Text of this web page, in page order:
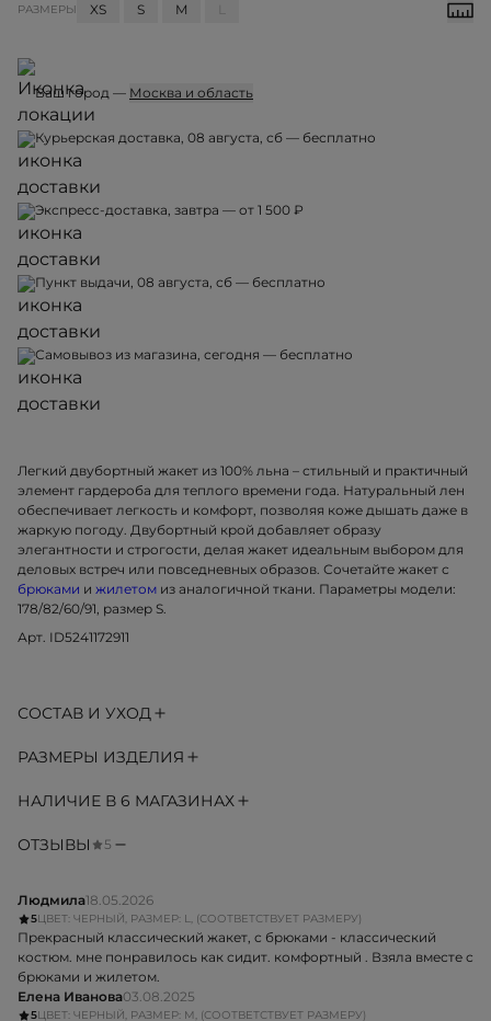
РАЗМЕРЫ XS S M
Ваш город — Москва и область
Курьерская доставка, 08 августа, сб — бесплатно
Экспресс-доставка, завтра — от 1 500 ₽
Пункт выдачи, 08 августа, сб — бесплатно
Самовывоз из магазина, сегодня — бесплатно
Легкий двубортный жакет из 100% льна – стильный и практичный
элемент гардероба для теплого времени года. Натуральный лен
обеспечивает легкость и комфорт, позволяя коже дышать даже в
жаркую погоду. Двубортный крой добавляет образу
элегантности и строгости, делая жакет идеальным выбором для
деловых встреч или повседневных образов. Сочетайте жакет с
брюками и жилетом из аналогичной ткани. Параметры модели:
178/82/60/91, размер S.
Арт. ID5241172911
СОСТАВ И УХОД
РАЗМЕРЫ ИЗДЕЛИЯ
НАЛИЧИЕ В 6 МАГАЗИНАХ
ОТЗЫВЫ 5
Людмила18.05.2026
5ЦВЕТ: ЧЕРНЫЙ, РАЗМЕР: L, (СООТВЕТСТВУЕТ РАЗМЕРУ)
Прекрасный классический жакет, с брюками - классический
костюм. мне понравилось как сидит. комфортный . Взяла вместе с
брюками и жилетом.
Елена Иванова03.08.2025
5ЦВЕТ: ЧЕРНЫЙ, РАЗМЕР: M, (СООТВЕТСТВУЕТ РАЗМЕРУ)